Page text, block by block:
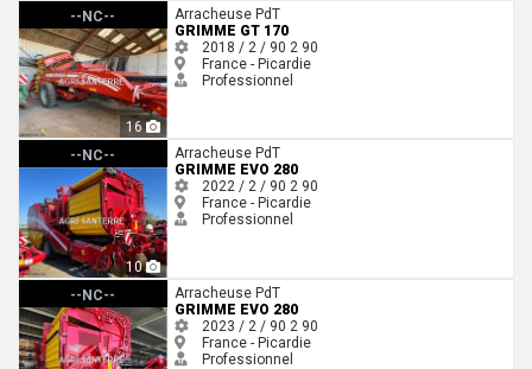
--NC--
16
Grimme GT 170
Arracheuse PdT
GRIMME GT 170
2018 / 2 / 90 2 90
France - Picardie
Professionnel
--NC--
10
Grimme EVO 280
Arracheuse PdT
GRIMME EVO 280
2022 / 2 / 90 2 90
France - Picardie
Professionnel
--NC--
Grimme EVO 280
Arracheuse PdT
GRIMME EVO 280
2023 / 2 / 90 2 90
France - Picardie
Professionnel